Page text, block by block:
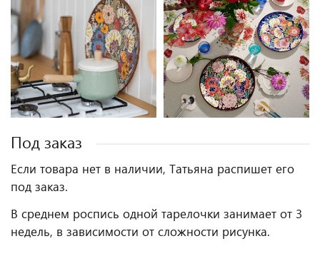
Под заказ
Если товара нет в наличии, Татьяна распишет его
под заказ.
В среднем роспись одной тарелочки занимает от 3
недель, в зависимости от сложности рисунка.